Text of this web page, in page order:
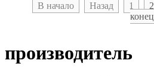
В начало Назад 1 2
конец
производитель